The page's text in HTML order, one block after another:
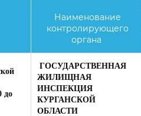
Наименование
контролирующего
органа
до
ГОСУДАРСТВЕННАЯ
ЖИЛИЩНАЯ
ИНСПЕКЦИЯ
КУРГАНСКОЙ
ОБЛАСТИ